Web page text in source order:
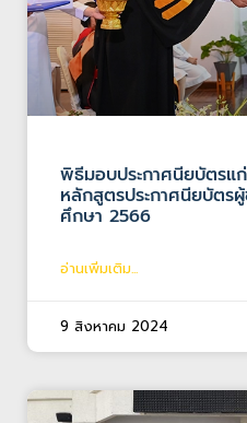
พิธีมอบประกาศนียบัตรแ
หลักสูตรประกาศนียบัตร
ศึกษา 2566
อ่านเพิ่มเติม...
9 สิงหาคม 2024